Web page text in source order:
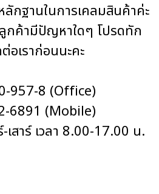
ลักฐานในการเคลมสินค้าค่ะ
ค้ามีปัญหาใดๆ โปรดทัก
อเราก่อนนะคะ
957-8 (Office)
6891 (Mobile)
เสาร์ เวลา 8.00-17.00 น.